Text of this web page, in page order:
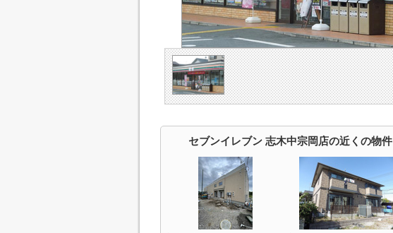
セブンイレブン 志木中宗岡店の近くの物件